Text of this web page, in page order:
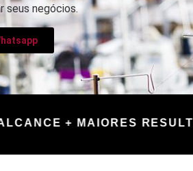
seus negócios.
+ MAIORES